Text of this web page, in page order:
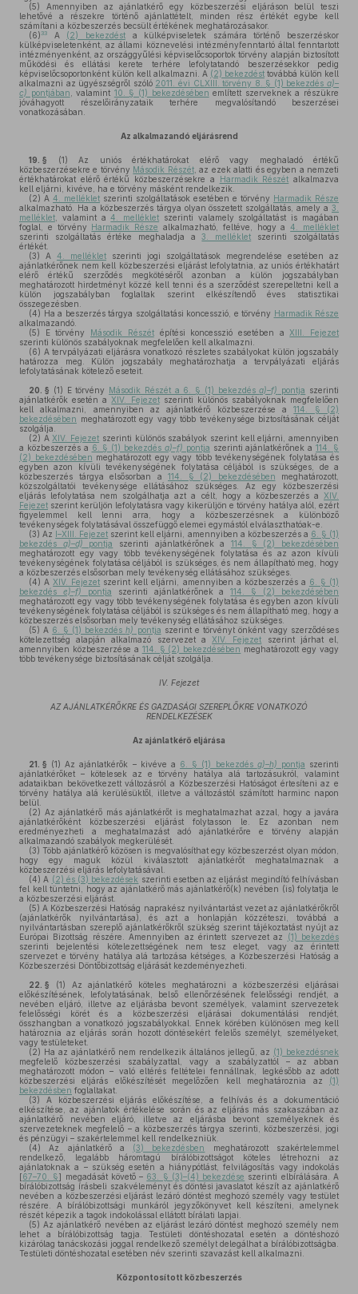
(5) Amennyiben az ajánlatkérő egy közbeszerzési eljáráson belül teszi
lehetővé a részekre történő ajánlattételt, minden rész értékét egybe kell
számítani a közbeszerzés becsült értékének meghatározásakor.
(6) 33 A (2) bekezdésta külképviseletek számára történő beszerzéskor
külképviseletenként, az állami köznevelési intézményfenntartó által fenntartott
intézményenként, az országgyűlési képviselőcsoportok törvény alapján biztosított
működési és ellátási kerete terhére lefolytatandó beszerzésekkor pedig
képviselőcsoportonként külön kell alkalmazni. A (2) bekezdést továbbá külön kell
alkalmazni az ügyészségről szóló 2011. évi CLXIII. törvény 8. § (1) bekezdésa)–
c) pontjában , valamint 10. § (1) bekezdésében említett szerveknek a részükre
jóváhagyott részelőirányzataik terhére megvalósítandó beszerzései
vonatkozásában.
Az alkalmazandó eljárásrend
19. § (1) Az uniós értékhatárokat elérő vagy meghaladó értékű
közbeszerzésekre e törvény Második Részét, az ezek alatti és egyben a nemzeti
értékhatárokat elérő értékű közbeszerzésekre a
Harmadik Részét alkalmazva
kell eljárni, kivéve, ha e törvény másként rendelkezik.
(2) A 4. melléklet szerinti szolgáltatások esetében e törvény Harmadik Része
alkalmazható. Ha a közbeszerzés tárgya olyan összetett szolgáltatás, amely a 3.
melléklet , valamint a4. melléklet szerinti valamely szolgáltatást is magában
foglal, e törvény Harmadik Része alkalmazható, feltéve, hogy a4. melléklet
szerinti szolgáltatás értéke meghaladja a3. melléklet szerinti szolgáltatás
értékét.
(3) A 4. melléklet szerinti jogi szolgáltatások megrendelése esetében az
ajánlatkérőnek nem kell közbeszerzési eljárást lefolytatnia, az uniós értékhatárt
elérő értékű szerződés megkötéséről azonban a külön jogszabályban
meghatározott hirdetményt közzé kell tenni és a szerződést szerepeltetni kell a
külön jogszabályban foglaltak szerint elkészítendő éves statisztikai
összegezésben.
(4) Ha a beszerzés tárgya szolgáltatási koncesszió, e törvény Harmadik Része
alkalmazandó.
(5) E törvény Második Részétépítési koncesszió esetében a XIII. Fejezet
szerinti különös szabályoknak megfelelően kell alkalmazni.
(6) A tervpályázati eljárásra vonatkozó részletes szabályokat külön jogszabály
határozza meg. Külön jogszabály meghatározhatja a tervpályázati eljárás
lefolytatásának kötelező eseteit.
20. § (1) E törvény Második Részét a 6. § (1) bekezdésa)–f) pontja szerinti
ajánlatkérők esetén a XIV. Fejezetszerinti különös szabályoknak megfelelően
kell alkalmazni, amennyiben az ajánlatkérő közbeszerzése a114. § (2)
bekezdésében meghatározott egy vagy több tevékenysége biztosításának célját
szolgálja.
(2) A XIV. Fejezet szerinti különös szabályok szerint kell eljárni, amennyiben
a közbeszerzés a 6. § (1) bekezdés a)–f) pontja szerinti ajánlatkérőnek a114. §
(2) bekezdésében meghatározott egy vagy több tevékenységének folytatása és
egyben azon kívüli tevékenységének folytatása céljából is szükséges, de a
közbeszerzés tárgya elsősorban a 114. § (2) bekezdésében meghatározott,
közszolgáltatói tevékenysége ellátásához szükséges. Az egy közbeszerzési
eljárás lefolytatása nem szolgálhatja azt a célt, hogy a közbeszerzés a XIV.
Fejezet szerint kerüljön lefolytatásra vagy kikerüljön e törvény hatálya alól, ezért
figyelemmel kell lenni arra, hogy a közbeszerzésnek a különböző
tevékenységek folytatásával összefüggő elemei egymástól elválaszthatóak-e.
(3) Az I–XIII. Fejezet szerint kell eljárni, amennyiben a közbeszerzés a 6. § (1)
bekezdés a)–d) pontja szerinti ajánlatkérőnek a114. § (2) bekezdésében
meghatározott egy vagy több tevékenységének folytatása és az azon kívüli
tevékenységének folytatása céljából is szükséges, és nem állapítható meg, hogy
a közbeszerzés elsősorban mely tevékenység ellátásához szükséges.
(4) A XIV. Fejezet szerint kell eljárni, amennyiben a közbeszerzés a 6. § (1)
bekezdés e)–f) pontja szerinti ajánlatkérőnek a114. § (2) bekezdésében
meghatározott egy vagy több tevékenységének folytatása és egyben azon kívüli
tevékenységének folytatása céljából is szükséges és nem állapítható meg, hogy a
közbeszerzés elsősorban mely tevékenység ellátásához szükséges.
(5) A 6. § (1) bekezdésh) pontja szerint e törvényt önként vagy szerződéses
kötelezettség alapján alkalmazó szervezet a XIV. Fejezet szerint járhat el,
amennyiben közbeszerzése a 114. § (2) bekezdésében meghatározott egy vagy
több tevékenysége biztosításának célját szolgálja.
IV. Fejezet
AZ AJÁNLATKÉRŐKRE ÉS GAZDASÁGI SZEREPLŐKRE VONATKOZÓ
RENDELKEZÉSEK
Az ajánlatkérő eljárása
21. § (1) Az ajánlatkérők – kivéve a 6. § (1) bekezdés g)–h) pontja szerinti
ajánlatkérőket – kötelesek az e törvény hatálya alá tartozásukról, valamint
adataikban bekövetkezett változásról a Közbeszerzési Hatóságot értesíteni az e
törvény hatálya alá kerülésüktől, illetve a változástól számított harminc napon
belül.
(2) Az ajánlatkérő más ajánlatkérőt is meghatalmazhat azzal, hogy a javára
ajánlatkérőként közbeszerzési eljárást folytasson le. Ez azonban nem
eredményezheti a meghatalmazást adó ajánlatkérőre e törvény alapján
alkalmazandó szabályok megkerülését.
(3) Több ajánlatkérő közösen is megvalósíthat egy közbeszerzést olyan módon,
hogy egy maguk közül kiválasztott ajánlatkérőt meghatalmaznak a
közbeszerzési eljárás lefolytatásával.
(4) A (2) és (3) bekezdések szerinti esetben az eljárást megindító felhívásban
fel kell tüntetni, hogy az ajánlatkérő más ajánlatkérő(k) nevében (is) folytatja le
a közbeszerzési eljárást.
(5) A Közbeszerzési Hatóság naprakész nyilvántartást vezet az ajánlatkérőkről
(ajánlatkérők nyilvántartása), és azt a honlapján közzéteszi, továbbá a
nyilvántartásban szereplő ajánlatkérőkről szükség szerint tájékoztatást nyújt az
Európai Bizottság részére. Amennyiben az érintett szervezet az
(1) bekezdés
szerinti bejelentési kötelezettségének nem tesz eleget, vagy az érintett
szervezet e törvény hatálya alá tartozása kétséges, a Közbeszerzési Hatóság a
Közbeszerzési Döntőbizottság eljárását kezdeményezheti.
22. § (1) Az ajánlatkérő köteles meghatározni a közbeszerzési eljárásai
előkészítésének, lefolytatásának, belső ellenőrzésének felelősségi rendjét, a
nevében eljáró, illetve az eljárásba bevont személyek, valamint szervezetek
felelősségi körét és a közbeszerzési eljárásai dokumentálási rendjét,
összhangban a vonatkozó jogszabályokkal. Ennek körében különösen meg kell
határoznia az eljárás során hozott döntésekért felelős személyt, személyeket,
vagy testületeket.
(2) Ha az ajánlatkérő nem rendelkezik általános jellegű, az (1) bekezdésnek
megfelelő közbeszerzési szabályzattal, vagy a szabályzattól – az abban
meghatározott módon – való eltérés feltételei fennállnak, legkésőbb az adott
közbeszerzési eljárás előkészítését megelőzően kell meghatároznia az (1)
bekezdésben foglaltakat.
(3) A közbeszerzési eljárás előkészítése, a felhívás és a dokumentáció
elkészítése, az ajánlatok értékelése során és az eljárás más szakaszában az
ajánlatkérő nevében eljáró, illetve az eljárásba bevont személyeknek és
szervezeteknek megfelelő – a közbeszerzés tárgya szerinti, közbeszerzési, jogi
és pénzügyi – szakértelemmel kell rendelkezniük.
(4) Az ajánlatkérő a (3) bekezdésben
meghatározott szakértelemmel
rendelkező, legalább háromtagú bírálóbizottságot köteles létrehozni az
ajánlatoknak a – szükség esetén a hiánypótlást, felvilágosítás vagy indokolás
[67–70. §] megadását követő – 63. § (3)–(4) bekezdése szerinti elbírálására. A
bírálóbizottság írásbeli szakvéleményt és döntési javaslatot készít az ajánlatkérő
nevében a közbeszerzési eljárást lezáró döntést meghozó személy vagy testület
részére. A bírálóbizottsági munkáról jegyzőkönyvet kell készíteni, amelynek
részét képezik a tagok indokolással ellátott bírálati lapjai.
(5) Az ajánlatkérő nevében az eljárást lezáró döntést meghozó személy nem
lehet a bírálóbizottság tagja. Testületi döntéshozatal esetén a döntéshozó
kizárólag tanácskozási joggal rendelkező személyt delegálhat a bírálóbizottságba.
Testületi döntéshozatal esetében név szerinti szavazást kell alkalmazni.
Központosított közbeszerzés